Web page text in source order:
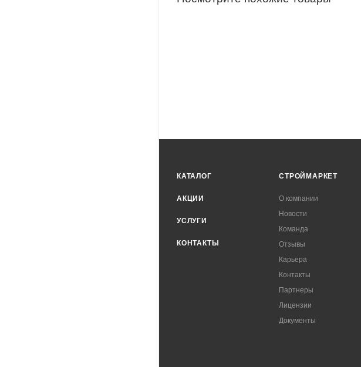
КАТАЛОГ
АКЦИИ
УСЛУГИ
КОНТАКТЫ
СТРОЙМАРКЕТ
О компании
Новости
Команда
Отзывы
Карьера
Контакты
Партнеры
Лицензии
Документы